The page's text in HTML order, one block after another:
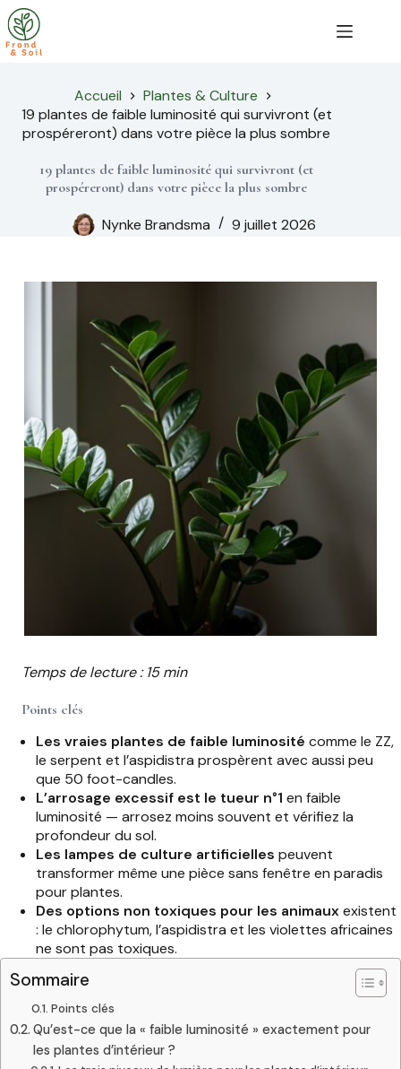
Passer
au
contenu
Accueil
Plantes & Culture
19 plantes de faible luminosité qui survivront (et
prospéreront) dans votre pièce la plus sombre
19 plantes de faible luminosité qui survivront (et
prospéreront) dans votre pièce la plus sombre
Nynke Brandsma 9 juillet 2026
Temps de lecture : 15 min
Points clés
Les vraies plantes de faible luminosité comme le ZZ,
le serpent et l’aspidistra prospèrent avec aussi peu
que 50 foot-candles.
L’arrosage excessif est le tueur n°1 en faible
luminosité — arrosez moins souvent et vérifiez la
profondeur du sol.
Les lampes de culture artificielles peuvent
transformer même une pièce sans fenêtre en paradis
pour plantes.
Des options non toxiques pour les animauxexistent
: le chlorophytum, l’aspidistra et les violettes africaines
ne sont pas toxiques.
Sommaire
Points clés
Qu’est-ce que la « faible luminosité » exactement pour
les plantes d’intérieur ?